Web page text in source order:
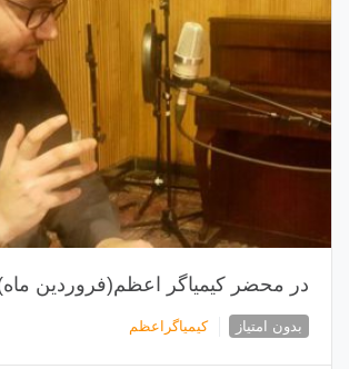
در محضر کیمیاگر اعظم(فروردین
بدون امتیاز کیمیاگراعظم